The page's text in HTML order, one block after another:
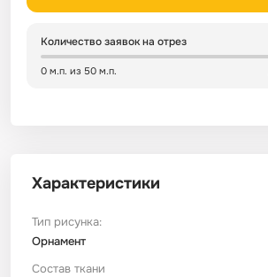
Количество заявок на отрез
0 м.п. из 50 м.п.
Характеристики
Тип рисунка:
Орнамент
Состав ткани
Сатин
Сатин Страйп
Сатин Твил
ТиСи Твил
Трикотаж
Зеленый
Детский
Город / архитектура
Морская тема